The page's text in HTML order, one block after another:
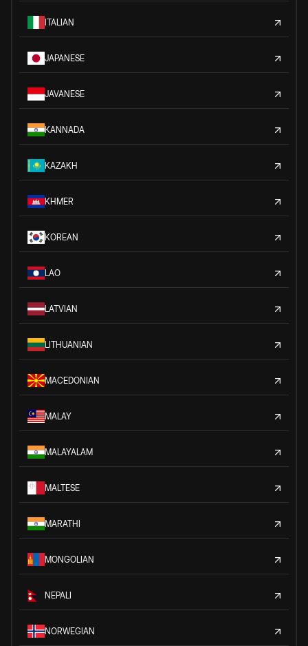
ITALIAN
JAPANESE
JAVANESE
KANNADA
KAZAKH
KHMER
KOREAN
LAO
LATVIAN
LITHUANIAN
MACEDONIAN
MALAY
MALAYALAM
MALTESE
MARATHI
MONGOLIAN
NEPALI
NORWEGIAN